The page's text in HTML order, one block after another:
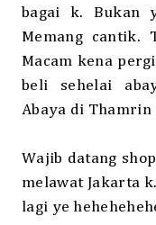
bagai k. Bukan
Memang cantik.
Macam kena
beli sehelai
Abaya di Thamrin
Wajib datang
melawat Jakarta
lagi ye